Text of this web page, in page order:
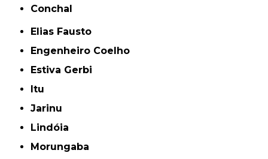
Conchal
Elias Fausto
Engenheiro Coelho
Estiva Gerbi
Itu
Jarinu
Lindóia
Morungaba